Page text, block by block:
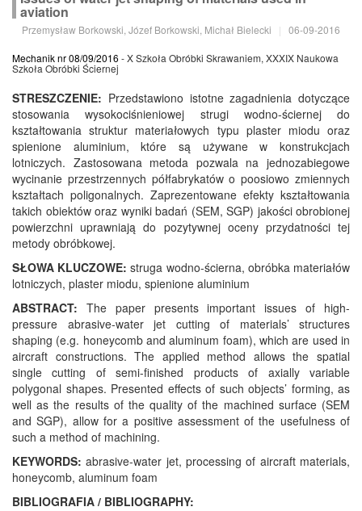
aviation
Przemysław Borkowski, Józef Borkowski, Michał Bielecki | 06-09-2016
Mechanik nr 08/09/2016 - X Szkoła Obróbki Skrawaniem, XXXIX Naukowa
Szkoła Obróbki Ściernej
STRESZCZENIE: Przedstawiono istotne zagadnienia dotyczące
stosowania wysokociśnieniowej strugi wodno-ściernej do
kształtowania struktur materiałowych typu plaster miodu oraz
spienione aluminium, które są używane w konstrukcjach
lotniczych. Zastosowana metoda pozwala na jednozabiegowe
wycinanie przestrzennych półfabrykatów o poosiowo zmiennych
kształtach poligonalnych. Zaprezentowane efekty kształtowania
takich obiektów oraz wyniki badań (SEM, SGP) jakości obrobionej
powierzchni uprawniają do pozytywnej oceny przydatności tej
metody obróbkowej.
SŁOWA KLUCZOWE:struga wodno-ścierna, obróbka materiałów
lotniczych, plaster miodu, spienione aluminium
ABSTRACT: The paper presents important issues of high-
pressure abrasive-water jet cutting of materials’ structures
shaping (e.g. honeycomb and aluminum foam), which are used in
aircraft constructions. The applied method allows the spatial
single cutting of semi-finished products of axially variable
polygonal shapes. Presented effects of such objects’ forming, as
well as the results of the quality of the machined surface (SEM
and SGP), allow for a positive assessment of the usefulness of
such a method of machining.
KEYWORDS:abrasive-water jet, processing of aircraft materials,
honeycomb, aluminum foam
BIBLIOGRAFIA / BIBLIOGRAPHY: